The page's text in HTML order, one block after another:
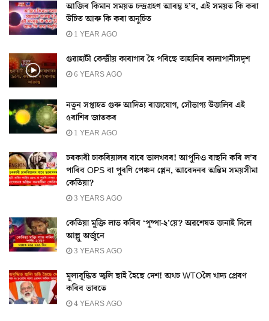
আজিৰ কিমান সময়ত চন্দ্ৰগ্ৰহণ আৰম্ভ হ’ব, এই সময়ত কি কৰা
উচিত আৰু কি কৰা অনুচিত
1 YEAR AGO
গুৱাহাটী কেন্দ্ৰীয় কাৰাগাৰ হৈ পৰিছে তাহানিৰ কালাপানীসদৃশ
6 YEARS AGO
নতুন সপ্তাহত গুৰু আদিত্য ৰাজযোগ, সৌভাগ্য উজলিব এই
৫ৰাশিৰ জাতকৰ
1 YEAR AGO
চৰকাৰী চাকৰিয়ালৰ বাবে ভালখবৰ! আপুনিও বাছনি কৰি ল’ব
পাৰিব OPS বা পুৰণি পেঞ্চন প্লেন, আবেদনৰ অন্তিম সময়সীমা
কেতিয়া?
3 YEARS AGO
কেতিয়া মুক্তি লাভ কৰিব ‘পুষ্পা-২’য়ে? অৱশেষত জনাই দিলে
আল্লু অৰ্জুনে
3 YEARS AGO
মূল্যবৃ্দ্ধিত জ্বলি ছাই হৈছে দেশ! অথচ WTOলৈ খাদ্য প্ৰেৰণ
কৰিব ভাৰতে
4 YEARS AGO